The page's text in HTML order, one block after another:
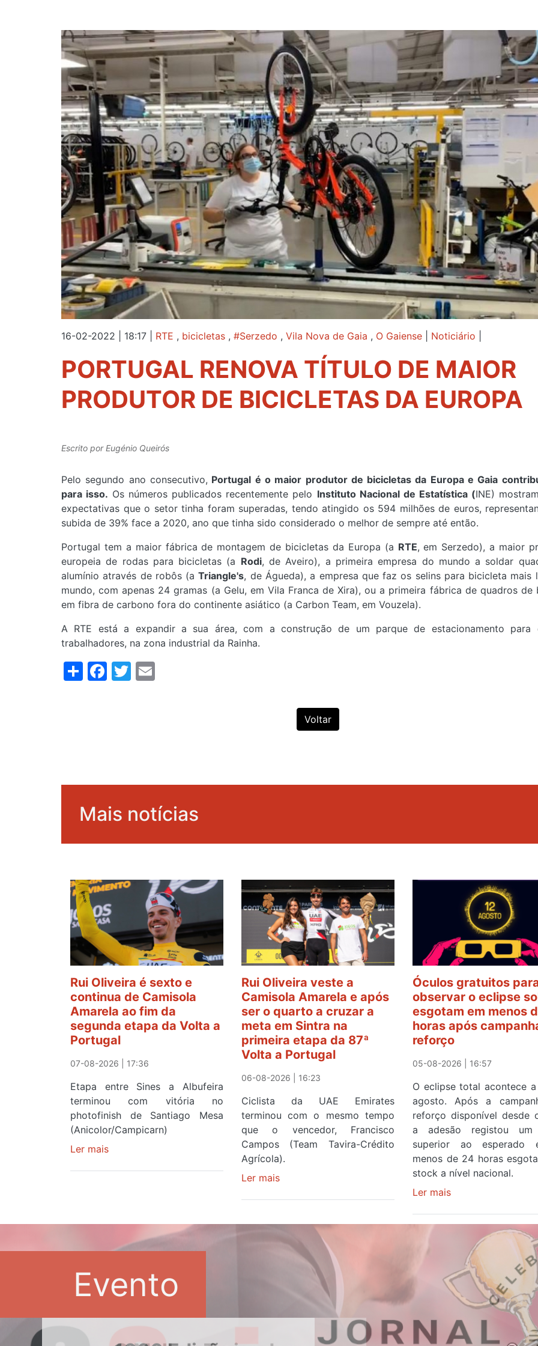
16-02-2022 | 18:17 RTE , bicicletas , #Serzedo , Vila Nova de Gaia , O Gaiense Noticiário
PORTUGAL RENOVA TÍTULO DE MAIOR
PRODUTOR DE BICICLETAS DA EUROPA
Escrito porEugénio Queirós
Pelo segundo ano consecutivo, Portugal é o maior produtor de bicicletas da Europa e Gaia
para isso. Os números publicados recentemente pelo Instituto Nacional de Estatística (INE)
expectativas que o setor tinha foram superadas, tendo atingido os 594 milhões de euros,
subida de 39% face a 2020, ano que tinha sido considerado o melhor de sempre até então.
Portugal tem a maior fábrica de montagem de bicicletas da Europa (a RTE, em Serzedo), a maior
europeia de rodas para bicicletas (a Rodi, de Aveiro), a primeira empresa do mundo a soldar
alumínio através de robôs (aTriangle's, de Águeda), a empresa que faz os selins para bicicleta mais
mundo, com apenas 24 gramas (a Gelu, em Vila Franca de Xira), ou a primeira fábrica de quadros de
em fibra de carbono fora do continente asiático (a Carbon Team, em Vouzela).
A RTE está a expandir a sua área, com a construção de um parque de estacionamento para
trabalhadores, na zona industrial da Rainha.
ShareFacebook
Twitter
Voltar
Mais notícias
Rui Oliveira é sexto e
continua de Camisola
Amarela ao fim da
segunda etapa da Volta a
Portugal
07-08-2026 | 17:36
Etapa entre Sines a Albufeira
terminou com vitória no
photofinish de Santiago Mesa
(Anicolor/Campicarn)
Ler mais
e
de
Amarela
ao
Rui Oliveira veste a
Camisola Amarela e após
ser o quarto a cruzar a
meta em Sintra na
primeira etapa da 87ª
Volta a Portugal
06-08-2026 | 16:23
Ciclista da UAE Emirates
terminou com o mesmo tempo
que o vencedor, Francisco
Campos (Team Tavira-Crédito
Agrícola).
Ler maissobre
veste
Camisola
Amarela
Óculos gratuitos
observar o eclipse
esgotam em menos
horas após
reforço
05-08-2026 | 16:57
O eclipse total acontece
agosto. Após a
reforço disponível desde
a adesão registou um
superior ao esperado
menos de 24 horas
stock a nível nacional.
Ler maissobre
gratuitos
observar
eclipse
solar
esgotam
em
menos
Evento